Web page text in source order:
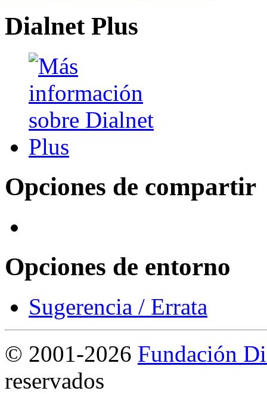
Dialnet Plus
Opciones de compartir
Opciones de entorno
Sugerencia / Errata
© 2001-2026 Fundación
reservados